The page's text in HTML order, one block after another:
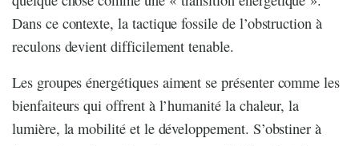
Dans ce contexte, la tactique fossile de l’obstruction à
reculons devient difficilement tenable.
Les groupes énergétiques aiment se présenter comme les
bienfaiteurs qui offrent à l’humanité la chaleur, la
lumière, la mobilité et le développement. S’obstiner à